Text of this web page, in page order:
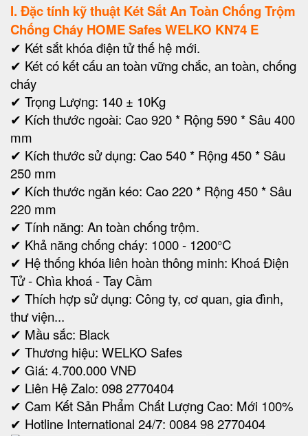
I. Đặc tính kỹ thuật Két Sắt An Toàn Chống Trộm
Chống Cháy HOME Safes WELKO KN74 E
✔ Két sắt khóa điện tử thế hệ mới.
✔ Két có kết cấu an toàn vững chắc, an toàn, chống
cháy
✔ Trọng Lượng: 140 ± 10Kg
✔ Kích thước ngoài: Cao 920 * Rộng 590 * Sâu 400
mm
✔ Kích thước sử dụng: Cao 540 * Rộng 450 * Sâu
250 mm
✔ Kích thước ngăn kéo: Cao 220 * Rộng 450 * Sâu
220 mm
✔ Tính năng: An toàn chống trộm.
✔ Khả năng chống cháy: 1000 - 1200°C
✔ Hệ thống khóa liên hoàn thông minh: Khoá Điện
Tử - Chìa khoá - Tay Cầm
✔ Thích hợp sử dụng: Công ty, cơ quan, gia đình,
thư viện...
✔ Mầu sắc: Black
✔ Thương hiệu: WELKO Safes
✔ Giá: 4.700.000 VNĐ
✔ Liên Hệ Zalo: 098 2770404
✔ Cam Kết Sản Phẩm Chất Lượng Cao: Mới 100%
✔ Hotline International 24/7: 0084 98 2770404